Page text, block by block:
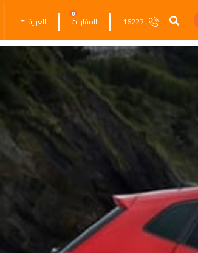
16227 المقارنات
0
العربية